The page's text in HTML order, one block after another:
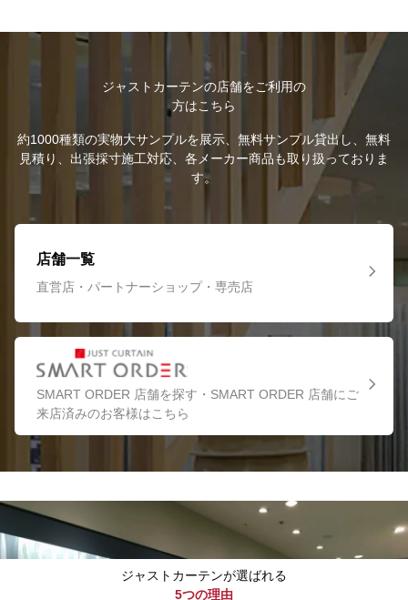
ジャストカーテンの店舗をご利用の
方はこちら
約1000種類の実物大サンプルを展示、無料サンプル貸出し、無料
見積り、出張採寸施工対応、各メーカー商品も取り扱っておりま
す。
店舗一覧
直営店・パートナーショップ・専売店
SMART ORDER 店舗を探す・SMART ORDER 店舗にご
来店済みのお客様はこちら
ジャストカーテンが選ばれる
5つの理由